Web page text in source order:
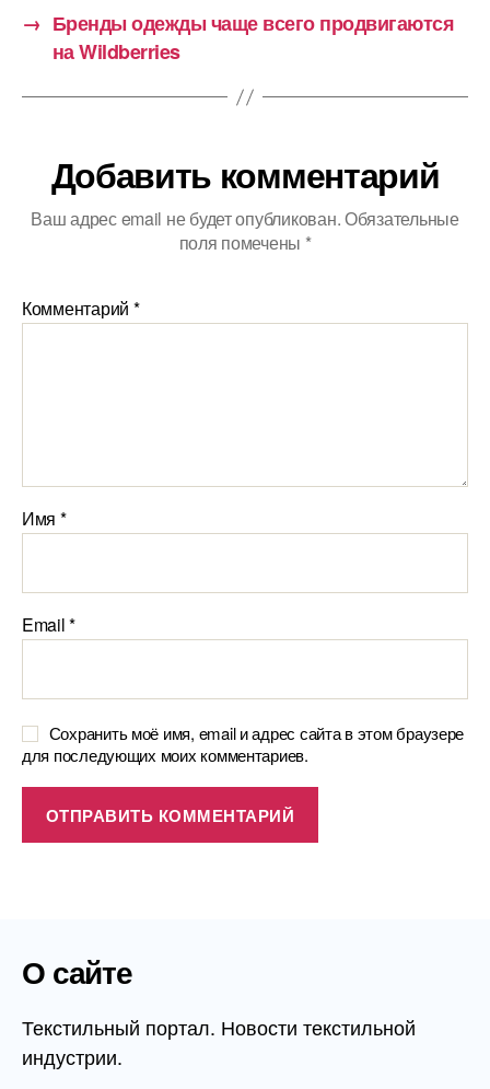
→ Бренды одежды чаще всего продвигаются
на Wildberries
Добавить комментарий
Ваш адрес email не будет опубликован.Обязательные
поля помечены *
Комментарий *
Имя *
Email*
Сохранить моё имя, email и адрес сайта в этом браузере
для последующих моих комментариев.
О сайте
Текстильный портал. Новости текстильной
индустрии.